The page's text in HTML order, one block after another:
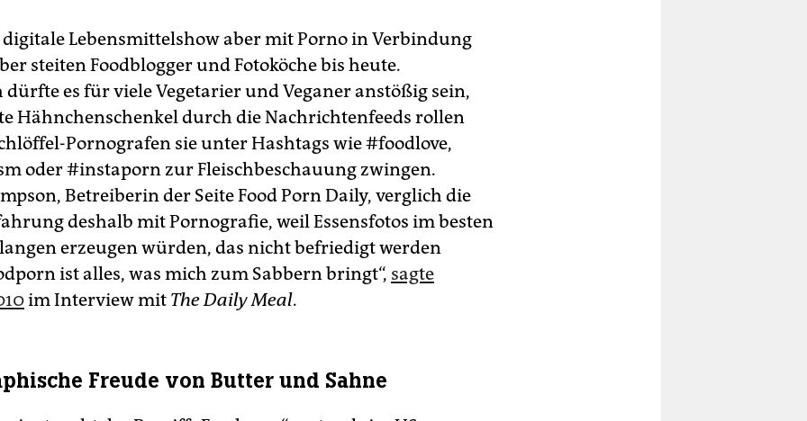
Lebensmittelshow aber mit Porno in Verbindung
steiten Foodblogger und Fotoköche bis heute.
dürfte es für viele Vegetarier und Veganer anstößig sein,
Hähnchenschenkel durch die Nachrichtenfeeds rollen
Pornografen sie unter Hashtags wie #foodlove,
oder #instaporn zur Fleischbeschauung zwingen.
Betreiberin der Seite Food Porn Daily, verglich die
deshalb mit Pornografie, weil Essensfotos im besten
erzeugen würden, das nicht befriedigt werden
ist alles, was mich zum Sabbern bringt“, sagte
im Interview mit The Daily Meal.
Freude von Butter und Sahne